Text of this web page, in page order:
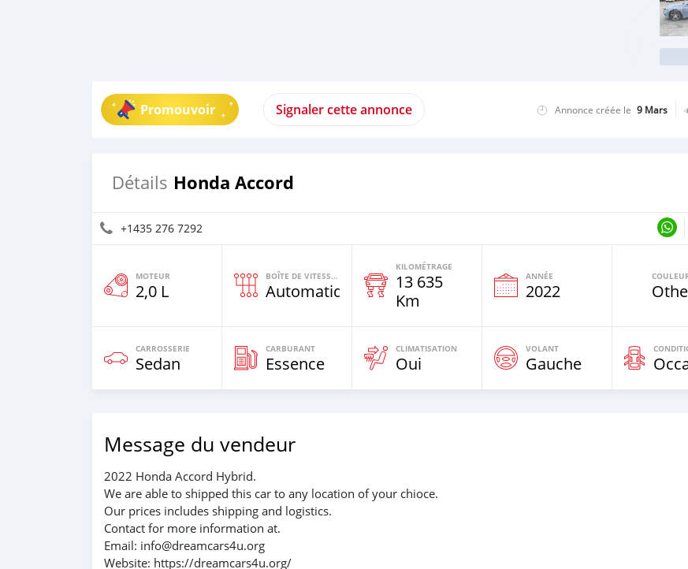
Promouvoir Signaler cette annonce Annonce créée le 9 Mars
Détails Honda Accord
+1435 276 7292
MOTEUR
2,0 L
BOÎTE DE VITESSES
Automatique
KILOMÉTRAGE
13 635
Km
ANNÉE
2022
CARROSSERIE
Sedan
CARBURANT
Essence
CLIMATISATION
Oui
VOLANT
Gauche
Message du vendeur
2022 Honda Accord Hybrid.
We are able to shipped this car to any location of your chioce.
Our prices includes shipping and logistics.
Contact for more information at.
Email: info@dreamcars4u.org
Website: https://dreamcars4u.org/